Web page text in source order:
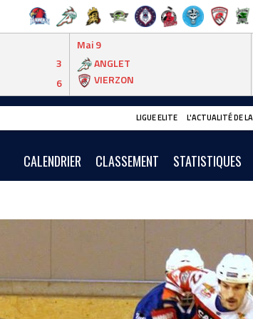
3
6
Mai 9
ANGLET
VIERZON
LIGUE ELITE L'ACTUALITÉ DE
CALENDRIER CLASSEMENT STATISTIQUES